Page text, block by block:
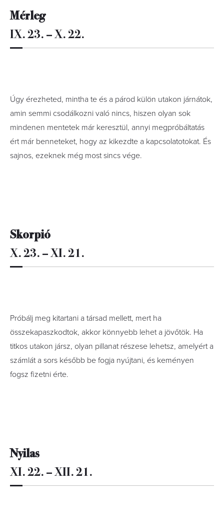
Mérleg
IX. 23. – X. 22.
Úgy érezheted, mintha te és a párod külön utakon járnátok,
amin semmi csodálkozni való nincs, hiszen olyan sok
mindenen mentetek már keresztül, annyi megpróbáltatás
ért már benneteket, hogy az kikezdte a kapcsolatotokat. És
sajnos, ezeknek még most sincs vége.
Skorpió
X. 23. – XI. 21.
Próbálj meg kitartani a társad mellett, mert ha
összekapaszkodtok, akkor könnyebb lehet a jövőtök. Ha
titkos utakon jársz, olyan pillanat részese lehetsz, amelyért a
számlát a sors később be fogja nyújtani, és keményen
fogsz fizetni érte.
Nyilas
XI. 22. – XII. 21.